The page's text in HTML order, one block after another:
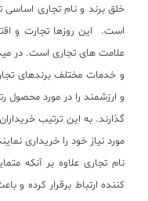
خلق برند و نام تجاری
است. اين روزها تجارت و
علامت های تجاری است. در
و خدمات مختلف برندهای
و ارزشمند را در مورد محصول
گذارند. به این ترتیب
مورد نیاز خود را خریداری
نام تجاری علاوه بر آنکه
کننده ارتباط برقرار کرده و